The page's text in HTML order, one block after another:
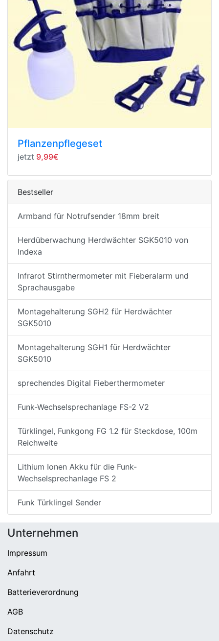
Pflanzenpflegeset
jetzt 9,99€
Bestseller
Armband für Notrufsender 18mm breit
Herdüberwachung Herdwächter SGK5010 von
Indexa
Infrarot Stirnthermometer mit Fieberalarm und
Sprachausgabe
Montagehalterung SGH2 für Herdwächter
SGK5010
Montagehalterung SGH1 für Herdwächter
SGK5010
sprechendes Digital Fieberthermometer
Funk-Wechselsprechanlage FS-2 V2
Türklingel, Funkgong FG 1.2 für Steckdose, 100m
Reichweite
Lithium Ionen Akku für die Funk-
Wechselsprechanlage FS 2
Funk Türklingel Sender
Unternehmen
Impressum
Anfahrt
Batterieverordnung
AGB
Datenschutz